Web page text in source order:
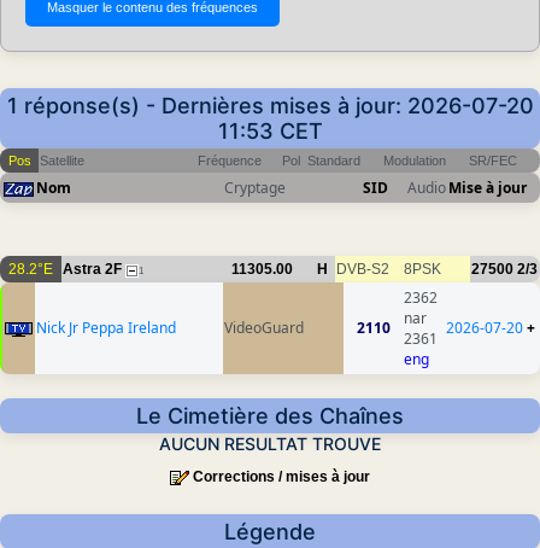
1 réponse(s) - Dernières mises à jour: 2026-07-20
11:53 CET
Pos Satellite Fréquence Pol Standard Modulation SR/FEC
Nom Cryptage SID AudioMise à jour
28.2°E Astra 2F 1 11305.00 H DVB-S2 8PSK 27500 2/3
Nick Jr Peppa Ireland VideoGuard 2110
2362
nar
2361
eng
2026-07-20+
Le Cimetière des Chaînes
AUCUN RESULTAT TROUVE
Corrections / mises à jour
Légende